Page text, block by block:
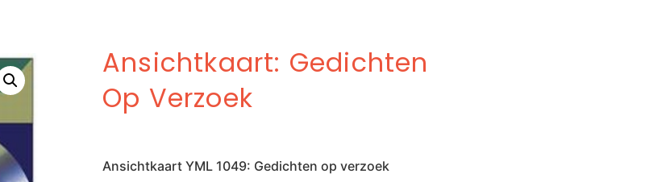
Ansichtkaart: Gedichten
Op Verzoek
Ansichtkaart YML 1049: Gedichten op verzoek